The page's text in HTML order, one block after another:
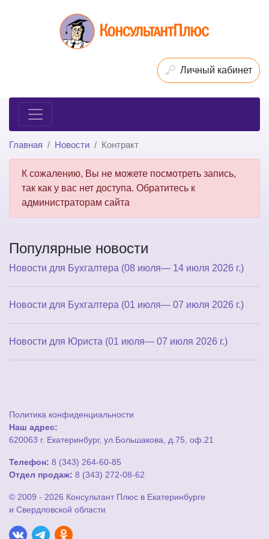
Личный кабинет
Главная Новости Контракт
К сожалению, Вы не можете посмотреть запись,
так как у вас нет доступа. Обратитесь к
администраторам сайта
Популярные новости
Новости для Бухгалтера (08 июля— 14 июля 2026 г.)
Новости для Бухгалтера (01 июля— 07 июля 2026 г.)
Новости для Юриста (01 июля— 07 июля 2026 г.)
Политика конфиденциальности
Наш адрес:
620063 г. Екатеринбург, ул.Большакова, д.75, оф.21
Телефон: 8 (343) 264-60-85
Отдел продаж: 8 (343) 272-08-62
© 2009 - 2026 Консультант Плюс в Екатеринбурге
и Свердловской области